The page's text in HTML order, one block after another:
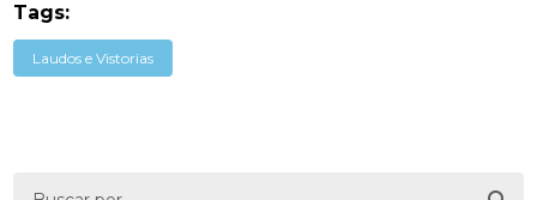
Tags:
Laudos e Vistorias